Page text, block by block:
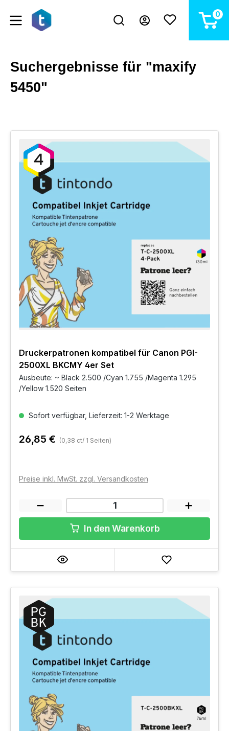
springen 0
Suchergebnisse für "maxify
5450"
Druckerpatronen kompatibel für Canon PGI-
2500XL BKCMY 4er Set
Ausbeute: ~ Black 2.500 /Cyan 1.755 /Magenta 1.295
/Yellow 1.520 Seiten
Sofort verfügbar, Lieferzeit: 1-2 Werktage
26,85 € (0,38 ct/ 1 Seiten)
Preise inkl. MwSt. zzgl. Versandkosten
In den Warenkorb